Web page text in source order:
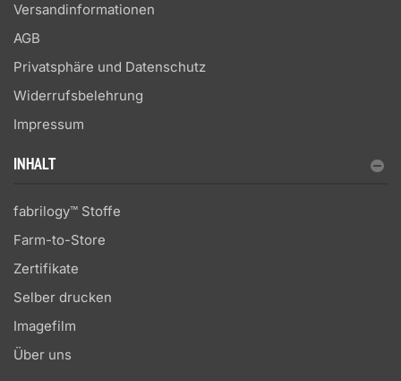
Versandinformationen
AGB
Privatsphäre und Datenschutz
Widerrufsbelehrung
Impressum
INHALT
fabrilogy™ Stoffe
Farm-to-Store
Zertifikate
Selber drucken
Imagefilm
Über uns